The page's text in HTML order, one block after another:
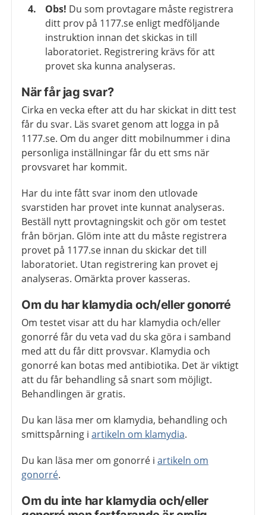
Obs! Du som provtagare måste registrera
ditt prov på 1177.se enligt medföljande
instruktion innan det skickas in till
laboratoriet. Registrering krävs för att
provet ska kunna analyseras.
När får jag svar?
Cirka en vecka efter att du har skickat in ditt test
får du svar. Läs svaret genom att logga in på
1177.se. Om du anger ditt mobilnummer i dina
personliga inställningar får du ett sms när
provsvaret har kommit.
Har du inte fått svar inom den utlovade
svarstiden har provet inte kunnat analyseras.
Beställ nytt provtagningskit och gör om testet
från början. Glöm inte att du måste registrera
provet på 1177.se innan du skickar det till
laboratoriet. Utan registrering kan provet ej
analyseras. Omärkta prover kasseras.
Om du har klamydia och/eller gonorré
Om testet visar att du har klamydia och/eller
gonorré får du veta vad du ska göra i samband
med att du får ditt provsvar. Klamydia och
gonorré kan botas med antibiotika. Det är viktigt
att du får behandling så snart som möjligt.
Behandlingen är gratis.
Du kan läsa mer om klamydia, behandling och
smittspårning i artikeln om klamydia.
Du kan läsa mer om gonorré i artikeln om
gonorré.
Om du inte har klamydia och/eller